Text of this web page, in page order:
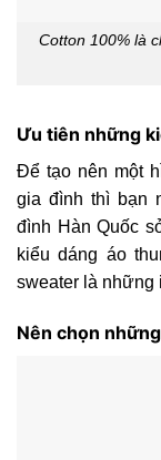
Cotton 100% là
Ưu tiên những
Để tạo nên một
gia đình thì bạn
đình Hàn Quốc
kiểu dáng áo
sweater là những
Nên chọn